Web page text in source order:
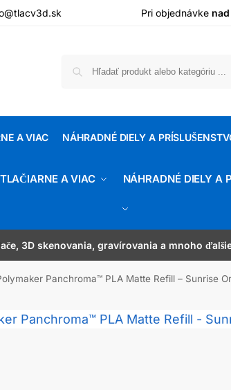
Pri objednávkenad
A VIAC NÁHRADNÉ DIELY A
A VIAC NÁHRADNÉ DIELY A
3D skenovania, gravírovania a mnoho
od 1,99 €
platbe prevodom!
alebo ste nenašli správny produkt?
Panchroma™ PLA Matte Refill – Sunrise